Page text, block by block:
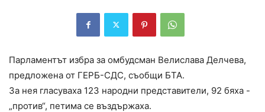
Парламентът избра за омбудсман Велислава Делчева,
предложена от ГЕРБ-СДС, съобщи БТА.
За нея гласуваха 123 народни представители, 92 бяха -
„против“, петима се въздържаха.